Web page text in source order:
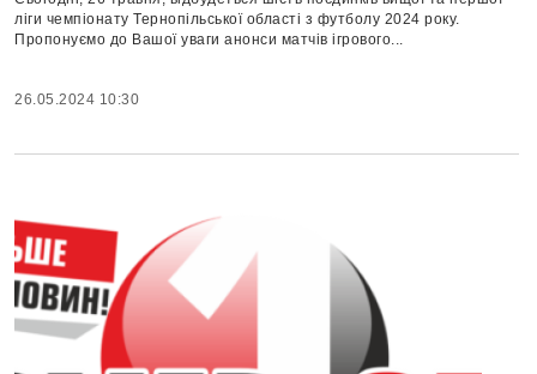
ліги чемпіонату Тернопільської області з футболу 2024 року.
Пропонуємо до Вашої уваги анонси матчів ігрового...
26.05.2024 10:30